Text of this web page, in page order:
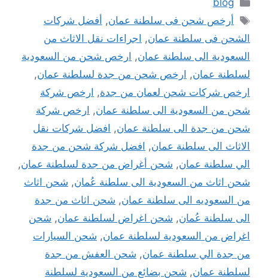
blog
الوسوم
أرخص شحن فى سلطنة عمان, أفضل شركات
الشحن فى سلطنة عمان, اجراءات نقل الاثاث من
السعودية الى سلطنة عمان, ارخص شحن من السعودية
لسلطنة عمان, ارخص شحن من جدة لسلطنة عمان,
ارخص شركات شحن لعمان من جدة, ارخص شركة
شحن من السعودية الى سلطنة عمان, ارخص شركة
شحن من جدة الى سلطنة عمان, افضل شركات نقل
الاثاث الى سلطنة عمان, افضل شركة شحن من جدة
الي سلطنة عمان, شحن أغراض من جدة لسلطنة عمان,
شحن اثاث من السعودية الى سلطنة عُمان, شحن اثاث
من السعوديه الى سلطنة عمان, شحن اثاث من جدة
الى سلطنة عُمان, شحن اغراض لسلطنة عمان, شحن
اغراض من السعودية لسلطنة عمان, شحن السيارات
من جدة الي سلطنة عمان, شحن العفش من جدة
لسلطنة عمان, شحن بضائع من السعودية لسلطنة